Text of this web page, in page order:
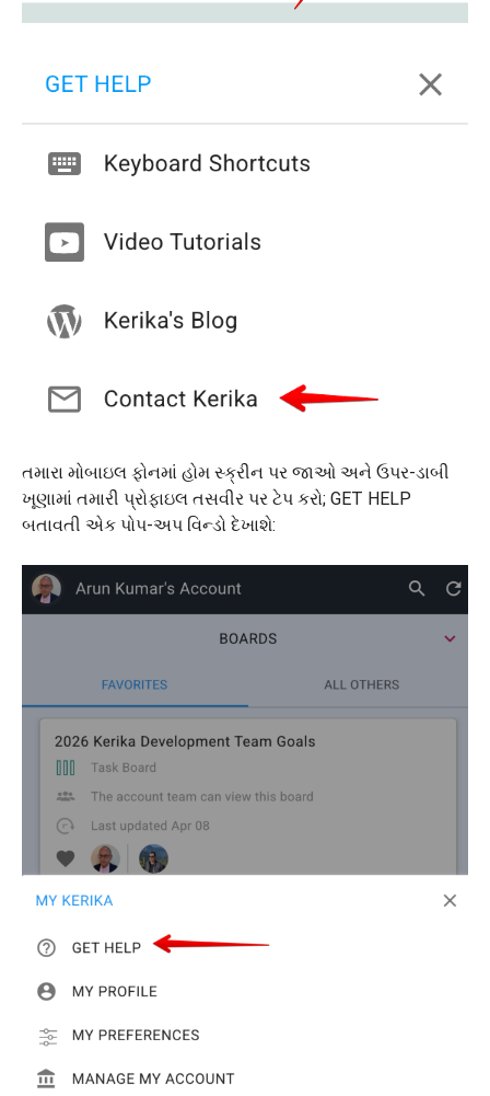
તમારા મોબાઇલ ફોનમાં હોમ સ્ક્રીન પર જાઓ અને ઉપર-ડાબી
ખૂણામાં તમારી પ્રોફાઇલ તસવીર પર ટેપ કરો; GET HELP
બતાવતી એક પોપ-અપ વિન્ડો દેખાશે: